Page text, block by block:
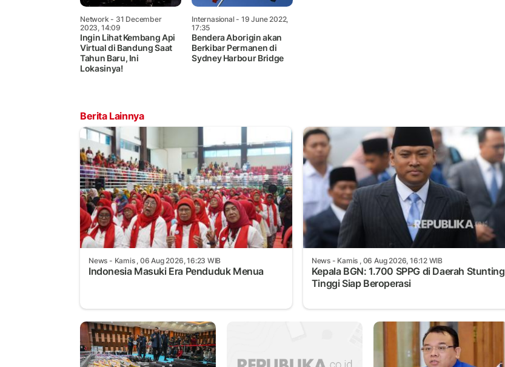
Network - 31 December
2023, 14:09
Ingin Lihat Kembang Api
Virtual di Bandung Saat
Tahun Baru, Ini
Lokasinya!
Internasional - 19 June 2022,
17:35
Bendera Aborigin akan
Berkibar Permanen di
Sydney Harbour Bridge
Berita Lainnya
News - Kamis , 06 Aug 2026, 16:23 WIB
Indonesia Masuki Era Penduduk Menua
News- Kamis , 06 Aug 2026, 16:12 WIB
Kepala BGN: 1.700 SPPG di Daerah Stunting
Tinggi Siap Beroperasi